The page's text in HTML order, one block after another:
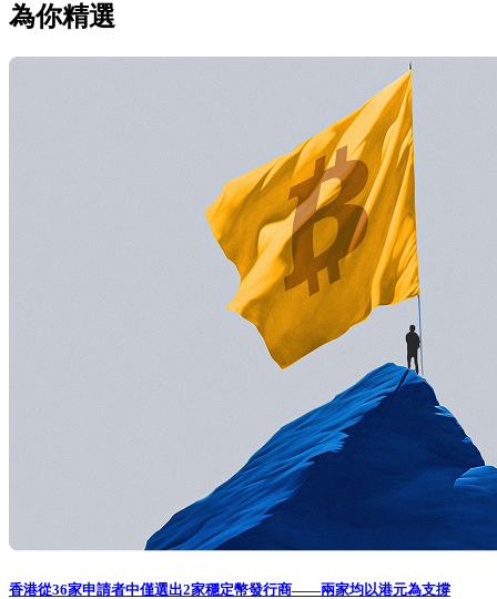
為你精選
香港從36家申請者中僅選出2家穩定幣發行商——兩家均以港元為支撐